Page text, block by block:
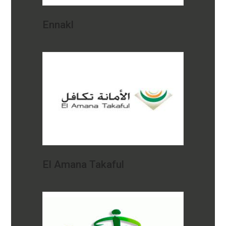
Ennakl
El Amana Takaful